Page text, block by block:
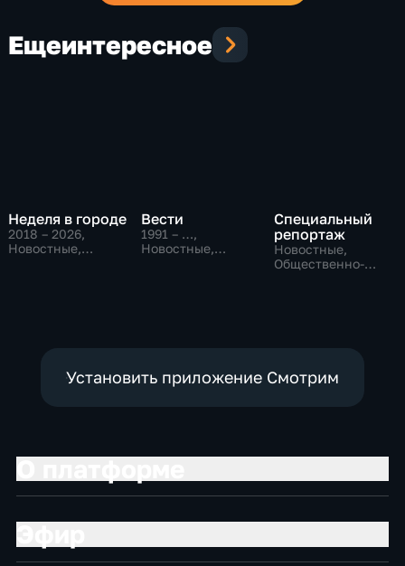
Ещеинтересное
Неделя в городе
2018 – 2026,
Новостные,
Вести
1991 – …,
Новостные,
Специальный
репортаж
Новостные,
Общественно-
Установить приложение Смотрим